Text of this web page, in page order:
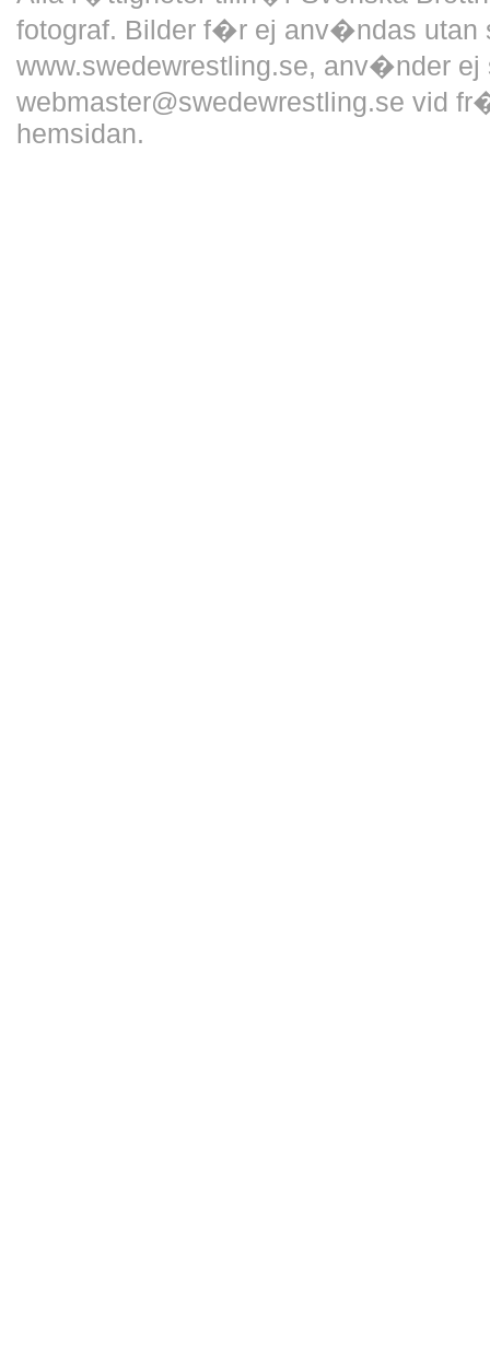
fotograf. Bilder f�r ej anv�ndas utan
www.swedewrestling.se, anv�nder
webmaster@swedewrestling.se vid
hemsidan.